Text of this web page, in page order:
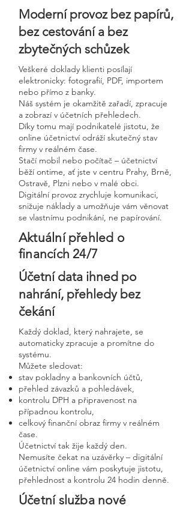
Moderní provoz bez papírů,
bez cestování a bez
zbytečných schůzek
Veškeré doklady klienti posílají
elektronicky: fotografií, PDF, importem
nebo přímo z banky.
Náš systém je okamžitě zařadí, zpracuje
a zobrazí v účetních přehledech.
Díky tomu mají podnikatelé jistotu, že
online účetnictví odráží skutečný stav
firmy v reálném čase.
Stačí mobil nebo počítač – účetnictví
běží ontime, ať jste v centru Prahy, Brně,
Ostravě, Plzni nebo v malé obci.
Digitální provoz zrychluje komunikaci,
snižuje náklady a umožňuje vám věnovat
se vlastnímu podnikání, ne papírování.
Aktuální přehled o
financích 24/7
Účetní data ihned po
nahrání, přehledy bez
čekání
Každý doklad, který nahrajete, se
automaticky zpracuje a promítne do
systému.
Můžete sledovat:
stav pokladny a bankovních účtů,
přehled závazků a pohledávek,
kontrolu DPH a připravenost na
případnou kontrolu,
celkový finanční obraz firmy v reálném
čase.
Účetnictví tak žije každý den.
Nemusíte čekat na uzávěrky – digitální
účetnictví online vám poskytuje jistotu,
přehlednost a kontrolu 24 hodin denně.
Účetní služba nové